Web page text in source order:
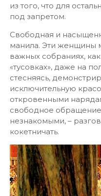
из того, что для
под запретом.
Свободная и
манила. Эти женщины
важных собраниях,
«тусовках», даже на
стесняясь,
исключительную
откровенными
свободное
незнакомыми, –
кокетничать.